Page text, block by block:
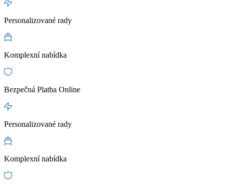
Personalizované rady
Komplexní nabídka
Bezpečná Platba Online
Personalizované rady
Komplexní nabídka